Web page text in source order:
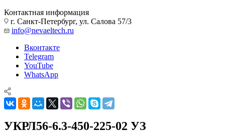
Контактная информация
г. Санкт-Петербург, ул. Салова 57/3
info@nevaeltech.ru
Вконтакте
Telegram
YouTube
WhatsApp
УКРЛ56-6.3-450-225-02 УЗ